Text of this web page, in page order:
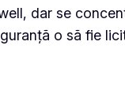
dar se
o să fie